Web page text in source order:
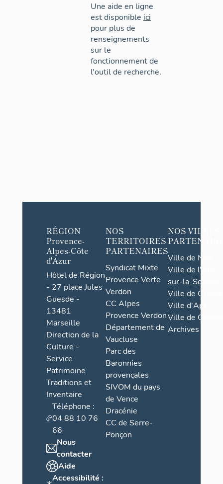
Une aide en ligne
est disponible ici
pour plus de
renseignements
sur le
fonctionnement de
l'outil de recherche.
RÉGION
Provence-
Alpes-Côte
d'Azur
Hôtel de Région
- 27 place Jules
Guesde -
13481
Marseille
Direction de la
Culture -
Service
Patrimoine
Traditions et
Inventaire
Téléphone :
04 88 10 76
66
Nous
contacter
Aide
Accessibilité :
NOS
TERRITOIRES
PARTENAIRES
Syndicat Mixte
Provence Verte
Verdon
CC Alpes
Provence Verdon
Département de
Vaucluse
Parc des
Baronnies
provençales
SIVOM du pays
de Vence
Dracénie
CC de Serre-
Ponçon
NOS VILLES
Ville de Nice
Ville de l'Isle-
sur-la-Sorgue
Ville de Grasse
Ville d'Apt
Ville de
Archives